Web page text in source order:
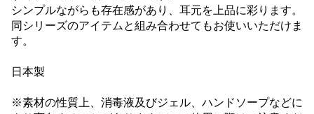
シンプルながらも存在感があり、耳元を上品に彩ります。
同シリーズのアイテムと組み合わせてもお使いいただけま
す。
日本製
※素材の性質上、消毒液及びジェル、ハンドソープなどに